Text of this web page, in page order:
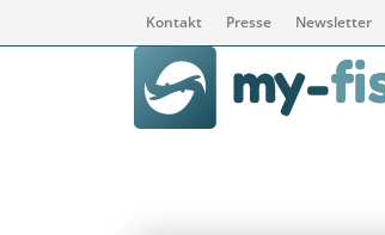
Kontakt Presse Newsletter